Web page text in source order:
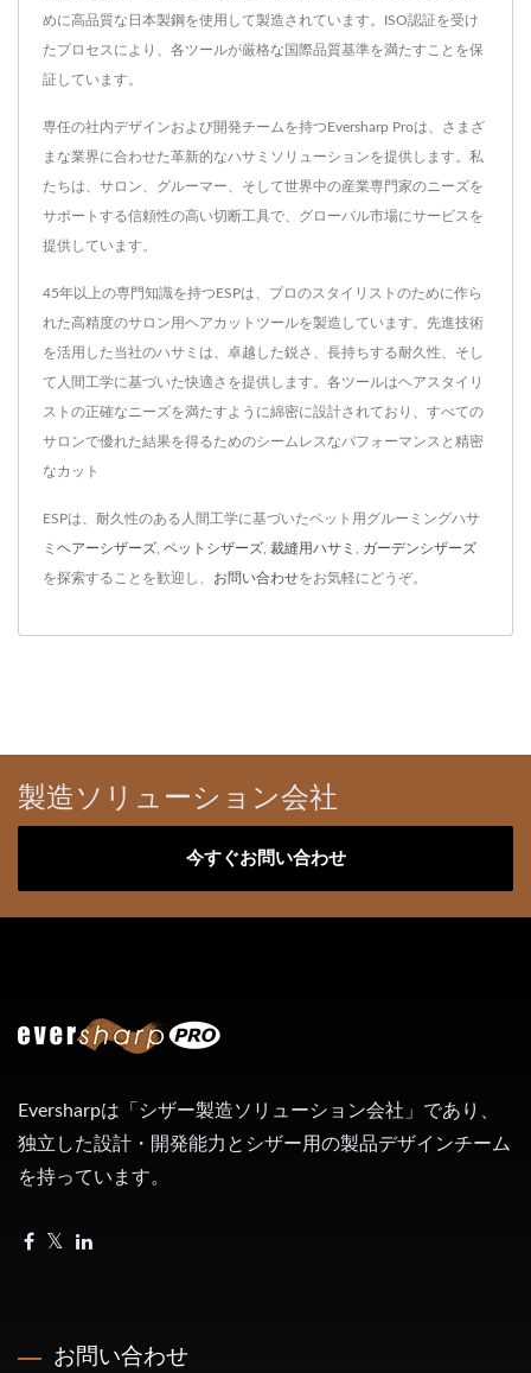
めに高品質な日本製鋼を使用して製造されています。ISO認証を受け
たプロセスにより、各ツールが厳格な国際品質基準を満たすことを保
証しています。
専任の社内デザインおよび開発チームを持つEversharp Proは、さまざ
まな業界に合わせた革新的なハサミソリューションを提供します。私
たちは、サロン、グルーマー、そして世界中の産業専門家のニーズを
サポートする信頼性の高い切断工具で、グローバル市場にサービスを
提供しています。
45年以上の専門知識を持つESPは、プロのスタイリストのために作ら
れた高精度のサロン用ヘアカットツールを製造しています。先進技術
を活用した当社のハサミは、卓越した鋭さ、長持ちする耐久性、そし
て人間工学に基づいた快適さを提供します。各ツールはヘアスタイリ
ストの正確なニーズを満たすように綿密に設計されており、すべての
サロンで優れた結果を得るためのシームレスなパフォーマンスと精密
なカット
ESPは、耐久性のある人間工学に基づいたペット用グルーミングハサ
ミ ヘアーシザーズ ペットシザーズ 裁縫用ハサミ ガーデンシザーズ
を探索することを歓迎し、 お問い合わせをお気軽にどうぞ。
製造ソリューション会社
今すぐお問い合わせ
Eversharpは「シザー製造ソリューション会社」であり、
独立した設計・開発能力とシザー用の製品デザインチーム
を持っています。
お問い合わせ